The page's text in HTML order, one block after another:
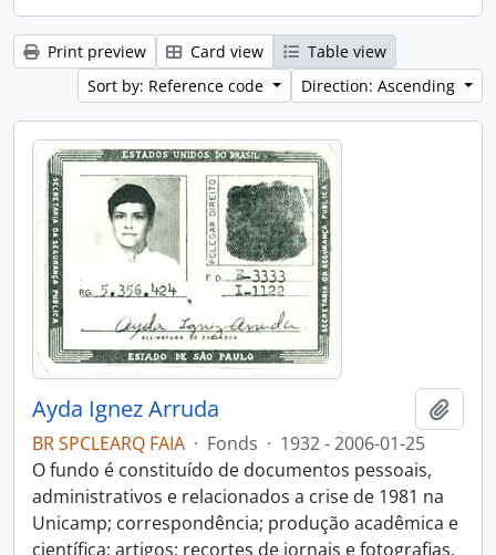
Print preview Card view
Table view
Sort by: Reference code
Direction: Ascending
Ayda Ignez Arruda
BR SPCLEARQ FAIA · Fonds · 1932 - 2006-01-25
O fundo é constituído de documentos pessoais,
administrativos e relacionados a crise de 1981 na
Unicamp; correspondência; produção acadêmica e
científica; artigos; recortes de jornais e fotografias.